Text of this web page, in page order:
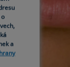
a
a